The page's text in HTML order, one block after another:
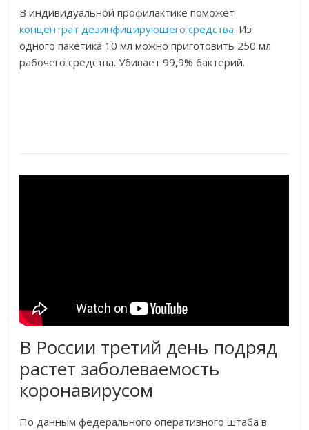
В индивидуальной профилактике поможет
концентрат дезинфицирующего средства. Из
одного пакетика 10 мл можно приготовить 250 мл
рабочего средства. Убивает 99,9% бактерий.
В России третий день подряд
растет заболеваемость
коронавирусом
По данным федерального оперативного штаба в